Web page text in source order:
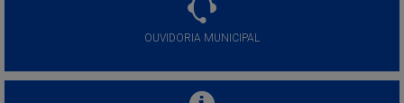
OUVIDORIA MUNICIPAL